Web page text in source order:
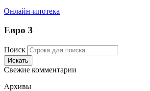
Онлайн-ипотека
Евро 3
Поиск
Искать
Свежие комментарии
Архивы